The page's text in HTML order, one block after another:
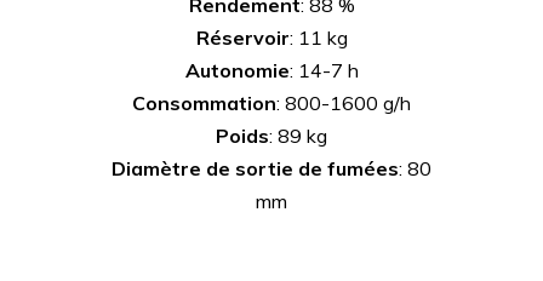
Rendement: 88 %
Réservoir: 11 kg
Autonomie: 14-7 h
Consommation: 800-1600 g/h
Poids: 89 kg
Diamètre de sortie de fumées: 80
mm